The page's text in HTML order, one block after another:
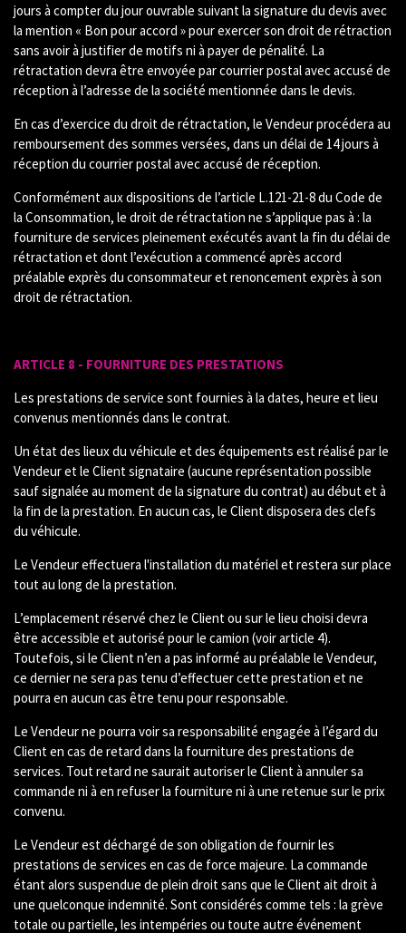
jours à compter du jour ouvrable suivant la signature du devis avec
la mention « Bon pour accord » pour exercer son droit de rétraction
sans avoir à justifier de motifs ni à payer de pénalité. La
rétractation devra être envoyée par courrier postal avec accusé de
réception à l’adresse de la société mentionnée dans le devis.
En cas d’exercice du droit de rétractation, le Vendeur procédera au
remboursement des sommes versées, dans un délai de 14 jours à
réception du courrier postal avec accusé de réception.
Conformément aux dispositions de l’article L.121-21-8 du Code de
la Consommation, le droit de rétractation ne s’applique pas à : la
fourniture de services pleinement exécutés avant la fin du délai de
rétractation et dont l’exécution a commencé après accord
préalable exprès du consommateur et renoncement exprès à son
droit de rétractation.
ARTICLE 8 - FOURNITURE DES PRESTATIONS
Les prestations de service sont fournies à la dates, heure et lieu
convenus mentionnés dans le contrat.
Un état des lieux du véhicule et des équipements est réalisé par le
Vendeur et le Client signataire (aucune représentation possible
sauf signalée au moment de la signature du contrat) au début et à
la fin de la prestation. En aucun cas, le Client disposera des clefs
du véhicule.
Le Vendeur effectuera l'installation du matériel et restera sur place
tout au long de la prestation.
L’emplacement réservé chez le Client ou sur le lieu choisi devra
être accessible et autorisé pour le camion (voir article 4).
Toutefois, si le Client n’en a pas informé au préalable le Vendeur,
ce dernier ne sera pas tenu d’effectuer cette prestation et ne
pourra en aucun cas être tenu pour responsable.
Le Vendeur ne pourra voir sa responsabilité engagée à l’égard du
Client en cas de retard dans la fourniture des prestations de
services. Tout retard ne saurait autoriser le Client à annuler sa
commande ni à en refuser la fourniture ni à une retenue sur le prix
convenu.
Le Vendeur est déchargé de son obligation de fournir les
prestations de services en cas de force majeure. La commande
étant alors suspendue de plein droit sans que le Client ait droit à
une quelconque indemnité. Sont considérés comme tels : la grève
totale ou partielle, les intempéries ou toute autre événement